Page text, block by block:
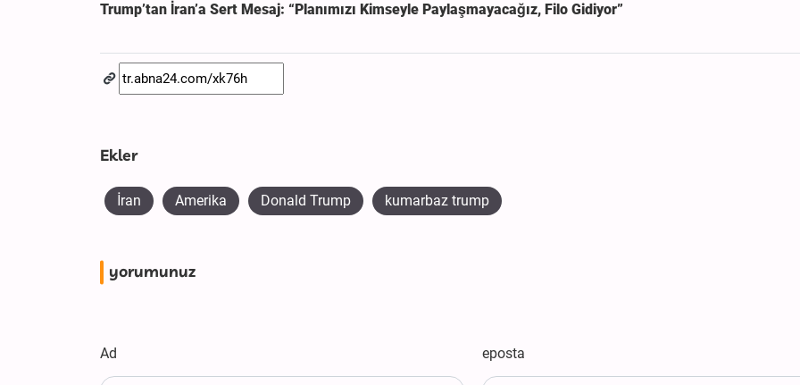
Trump’tan İran’a Sert Mesaj: “Planımızı Kimseyle Paylaşmayacağız, Filo Gidiyor”
Ekler
İran Amerika Donald Trump kumarbaz trump
yorumunuz
Ad eposta